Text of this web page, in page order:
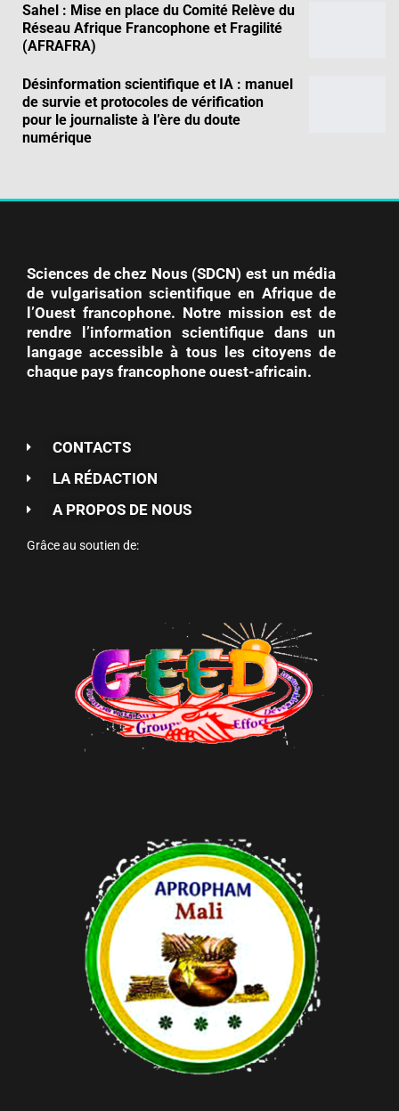
Sahel : Mise en place du Comité Relève du
Réseau Afrique Francophone et Fragilité
(AFRAFRA)
Désinformation scientifique et IA : manuel
de survie et protocoles de vérification
pour le journaliste à l’ère du doute
numérique
Sciences de chez Nous (SDCN) est un média
de vulgarisation scientifique en Afrique de
l’Ouest francophone. Notre mission est de
rendre l’information scientifique dans un
langage accessible à tous les citoyens de
chaque pays francophone ouest-africain.
CONTACTS
LA RÉDACTION
A PROPOS DE NOUS
Grâce au soutien de: